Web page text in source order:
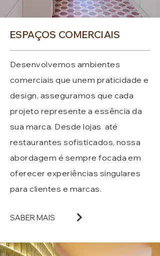
ESPAÇOS COMERCIAIS
Desenvolvemos ambientes
comerciais que unem praticidade e
design, asseguramos que cada
projeto represente a essência da
sua marca. Desde lojas até
restaurantes sofisticados, nossa
abordagem é sempre focada em
oferecer experiências singulares
para clientes e marcas.
SABER MAIS